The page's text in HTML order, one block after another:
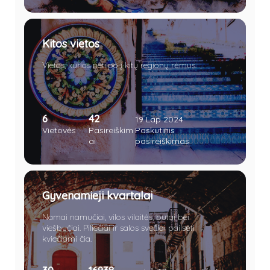
Kitos vietos
Vietos, kurios netilpo į kitų regionų rėmus.
6
Vietovės
42
Pasireiškim
ai
19 Lap 2024
Paskutinis
pasireiškimas
Gyvenamieji kvartalai
Namai namučiai, vilos vilaitės, butai bei
viešbučiai. Piliečiai ir salos svečiai pailsėti
kviečiami čia.